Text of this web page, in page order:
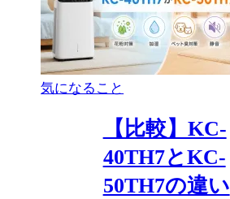
気になること
【比較】KC-
40TH7とKC-
50TH7の違い